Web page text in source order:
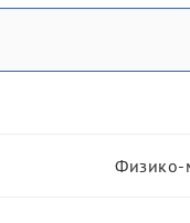
Физико-